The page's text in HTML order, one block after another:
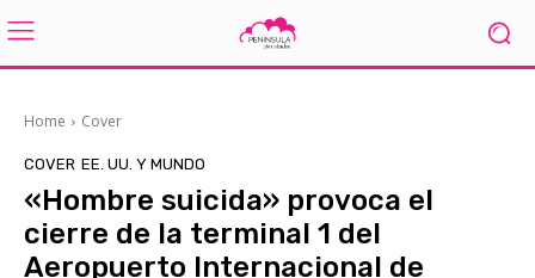
Home Cover
COVER EE. UU. Y MUNDO
«Hombre suicida» provoca el
cierre de la terminal 1 del
Aeropuerto Internacional de